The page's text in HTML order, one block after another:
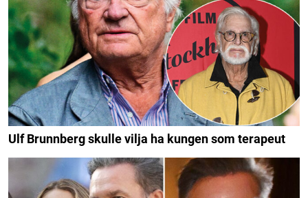
Ulf Brunnberg skulle vilja ha kungen som terapeut